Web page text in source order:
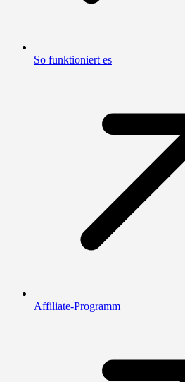
So funktioniert es
Affiliate-Programm